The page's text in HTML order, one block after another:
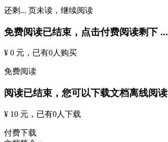
还剩 ... 页未读， 继续阅读
免费阅读已结束，点击付费阅读剩下 ...
¥ 0 元 ，已有0人购买
免费阅读
阅读已结束，您可以下载文档离线阅读
¥ 10 元 ，已有0人下载
付费下载